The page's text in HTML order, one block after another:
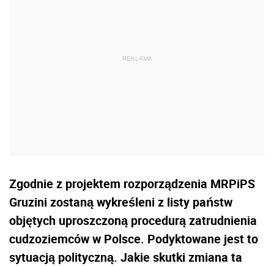
Zgodnie z projektem rozporządzenia MRPiPS
Gruzini zostaną wykreśleni z listy państw
objętych uproszczoną procedurą zatrudnienia
cudzoziemców w Polsce. Podyktowane jest to
sytuacją polityczną. Jakie skutki zmiana ta